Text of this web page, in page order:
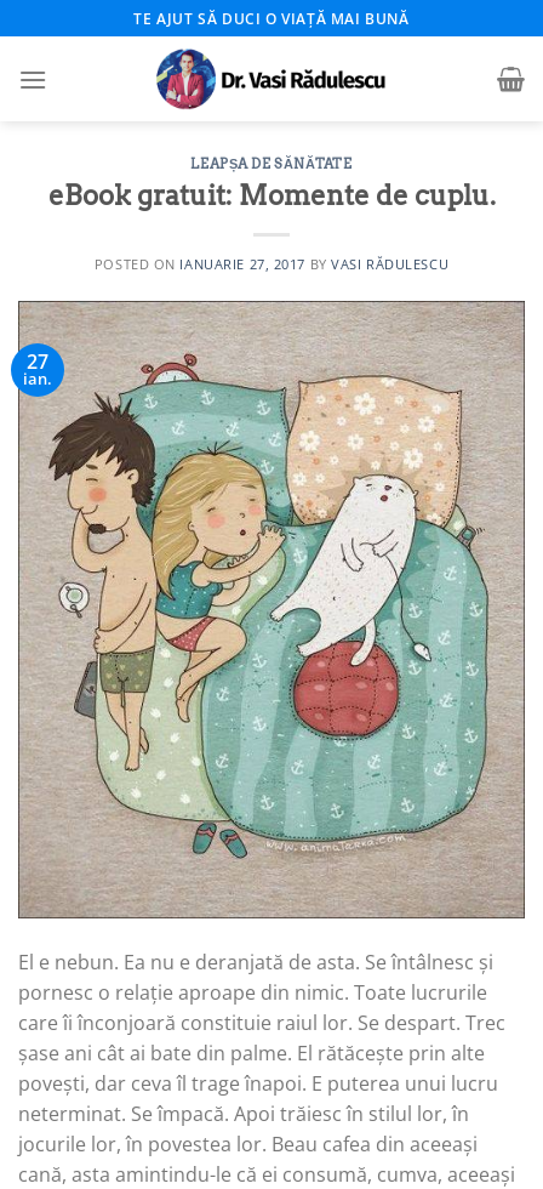
to
content
TE AJUT SĂ DUCI O VIAȚĂ MAI BUNĂ
LEAPȘA DE SĂNĂTATE
eBook gratuit: Momente de cuplu.
POSTED ON IANUARIE 27, 2017 BYVASI RĂDULESCU
27
ian.
El e nebun. Ea nu e deranjată de asta. Se întâlnesc și
pornesc o relație aproape din nimic. Toate lucrurile
care îi înconjoară constituie raiul lor. Se despart. Trec
șase ani cât ai bate din palme. El rătăcește prin alte
povești, dar ceva îl trage înapoi. E puterea unui lucru
neterminat. Se împacă. Apoi trăiesc în stilul lor, în
jocurile lor, în povestea lor. Beau cafea din aceeași
cană, asta amintindu-le că ei consumă, cumva, aceeași